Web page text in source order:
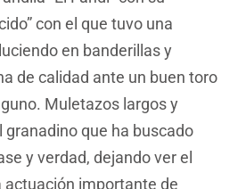
con el que tuvo una
en banderillas y
de calidad ante un buen toro
Muletazos largos y
que ha buscado
y verdad, dejando ver el
actuación importante de